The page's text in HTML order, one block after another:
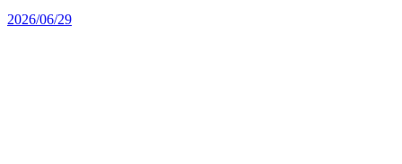
2026/06/29